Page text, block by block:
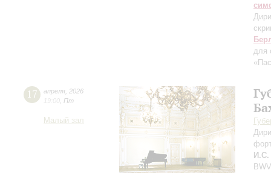
для
17 апреля 2026
19:00 Пт
Малый зал
И.С.